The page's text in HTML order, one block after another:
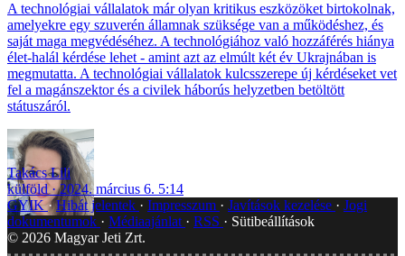
A technológiai vállalatok már olyan kritikus eszközöket birtokolnak,
amelyekre egy szuverén államnak szüksége van a működéshez, és
saját maga megvédéséhez. A technológiához való hozzáférés hiánya
élet-halál kérdése lehet - amint azt az elmúlt két év Ukrajnában is
megmutatta. A technológiai vállalatok kulcsszerepe új kérdéseket vet
fel a magánszektor és a civilek háborús helyzetben betöltött
státuszáról.
Takács Lili
külföld
2024. március 6. 5:14
GYIK Hibát jelentek Impresszum Javítások kezelése
Jogi
dokumentumok
Médiaajánlat RSS
Sütibeállítások
© 2026 Magyar Jeti Zrt.